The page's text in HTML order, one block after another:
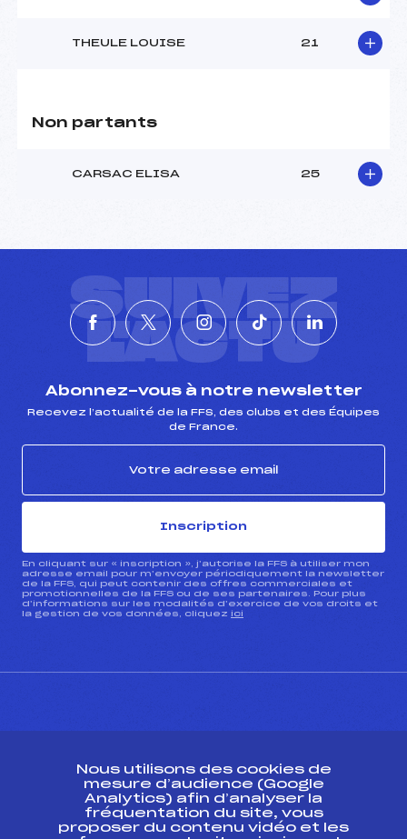
THEULE LOUISE 21
Non partants
CARSAC ELISA 25
SUIVEZ
L'ACTU
Abonnez-vous à notre newsletter
Recevez l’actualité de la FFS, des clubs et des Équipes
de France.
Inscription
En cliquant sur « inscription », j’autorise la FFS à utiliser mon
adresse email pour m’envoyer périodiquement la newsletter
de la FFS, qui peut contenir des offres commerciales et
promotionnelles de la FFS ou de ses partenaires. Pour plus
d’informations sur les modalités d’exercice de vos droits et
la gestion de vos données, cliquez ici
Ressources
Nous utilisons des cookies de
mesure d’audience (Google
Analytics) afin d’analyser la
fréquentation du site, vous
proposer du contenu vidéo et les